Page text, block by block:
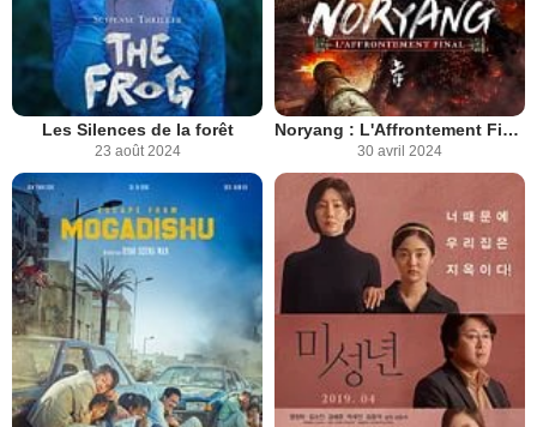
Les Silences de la forêt
23 août 2024
Noryang : L'Affrontement Final
30 avril 2024